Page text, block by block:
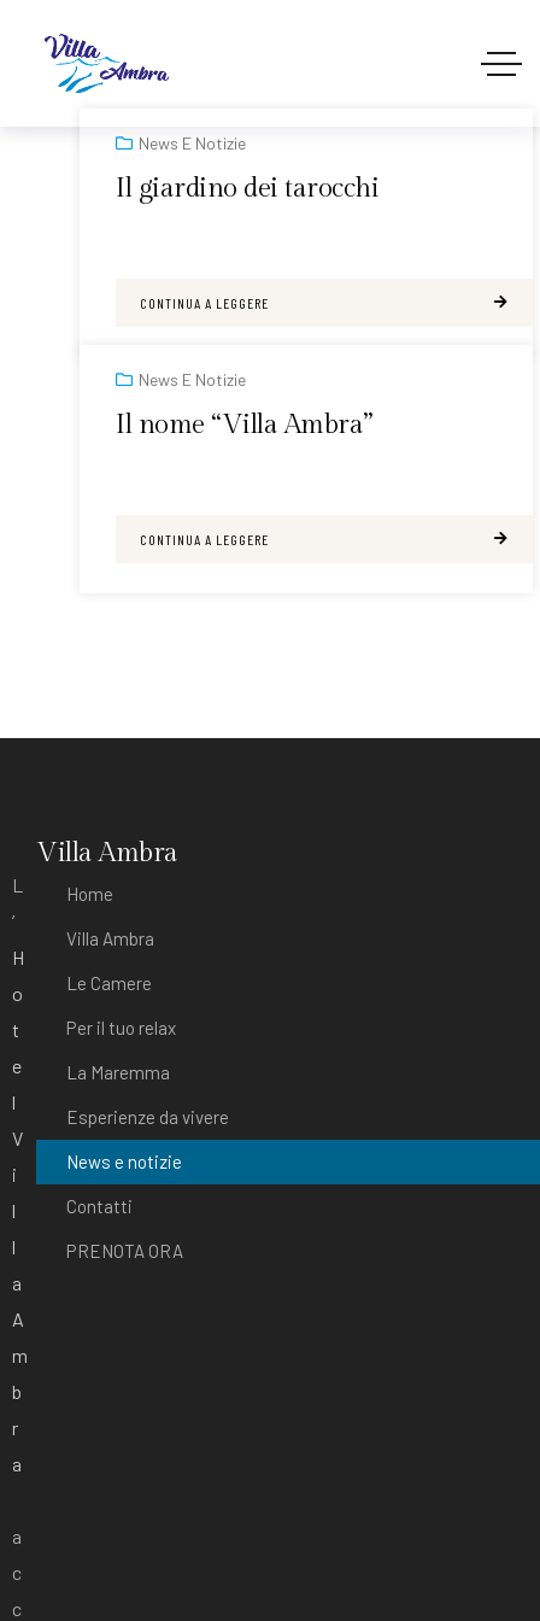
News E Notizie
Il giardino dei tarocchi
CONTINUA A LEGGERE
News E Notizie
Il nome “Villa Ambra”
CONTINUA A LEGGERE
L
’
H
o
t
e
l
V
i
l
l
a
A
m
b
r
a
a
c
c
Villa Ambra
Home
Villa Ambra
Le Camere
Per il tuo relax
La Maremma
Esperienze da vivere
News e notizie
Contatti
PRENOTA ORA